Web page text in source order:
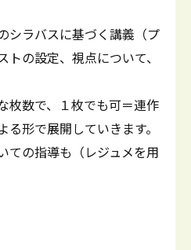
シラバスに基づく講義（プ
の設定、視点について、
枚数で、１枚でも可＝連作
形で展開していきます。
ての指導も（レジュメを用